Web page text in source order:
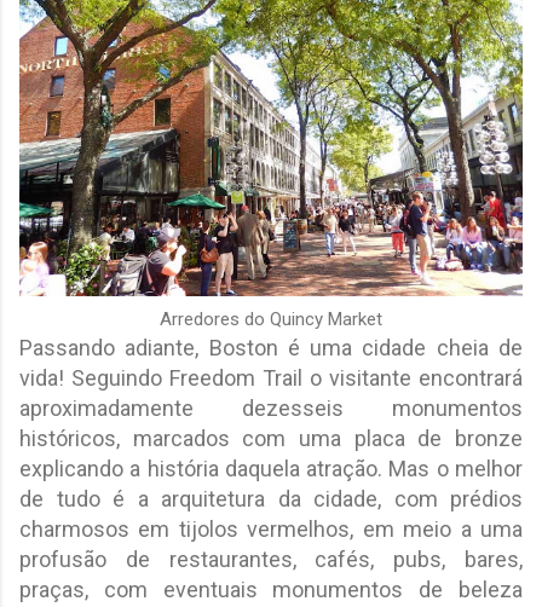
Arredores do Quincy Market
Passando adiante, Boston é uma cidade cheia de
vida! Seguindo Freedom Trail o visitante encontrará
aproximadamente dezesseis monumentos
históricos, marcados com uma placa de bronze
explicando a história daquela atração. Mas o melhor
de tudo é a arquitetura da cidade, com prédios
charmosos em tijolos vermelhos, em meio a uma
profusão de restaurantes, cafés, pubs, bares,
praças, com eventuais monumentos de beleza